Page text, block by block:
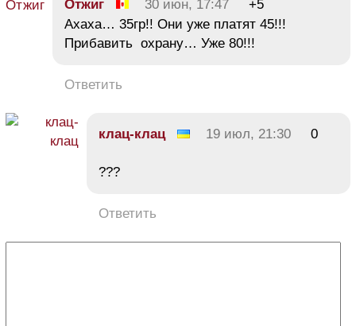
Отжиг 30 июн, 17:47
+5
Ахаха… 35гр!! Они уже платят 45!!!
Прибавить охрану… Уже 80!!!
Ответить
клац-клац 19 июл, 21:30 0
???
Ответить